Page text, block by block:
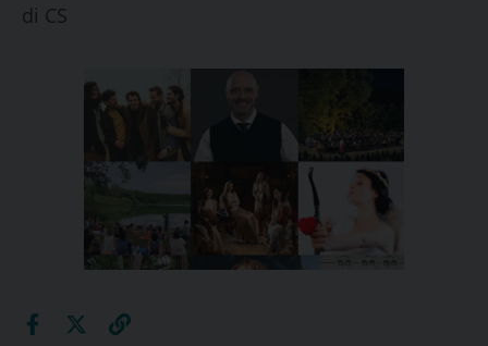
di CS